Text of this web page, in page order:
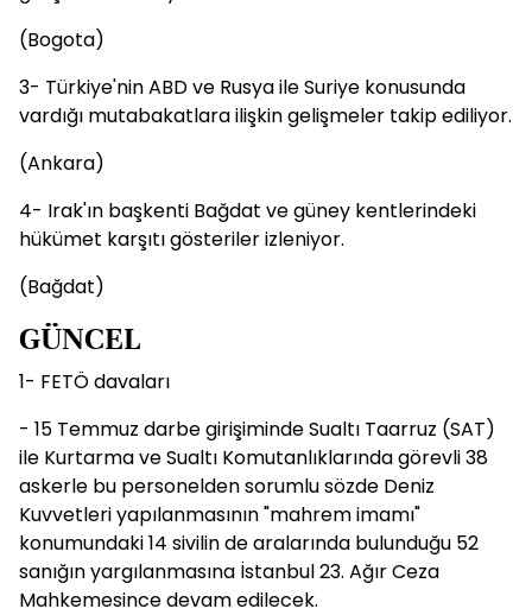
(Bogota)
3- Türkiye'nin ABD ve Rusya ile Suriye konusunda
vardığı mutabakatlara ilişkin gelişmeler takip ediliyor.
(Ankara)
4- Irak'ın başkenti Bağdat ve güney kentlerindeki
hükümet karşıtı gösteriler izleniyor.
(Bağdat)
GÜNCEL
1- FETÖ davaları
- 15 Temmuz darbe girişiminde Sualtı Taarruz (SAT)
ile Kurtarma ve Sualtı Komutanlıklarında görevli 38
askerle bu personelden sorumlu sözde Deniz
Kuvvetleri yapılanmasının "mahrem imamı"
konumundaki 14 sivilin de aralarında bulunduğu 52
sanığın yargılanmasına İstanbul 23. Ağır Ceza
Mahkemesince devam edilecek.